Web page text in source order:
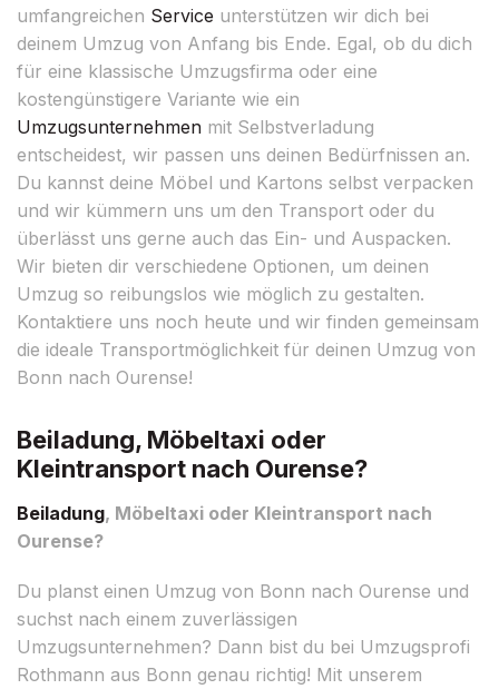
umfangreichen Service unterstützen wir dich bei
deinem Umzug von Anfang bis Ende. Egal, ob du dich
für eine klassische Umzugsfirma oder eine
kostengünstigere Variante wie ein
Umzugsunternehmen mit Selbstverladung
entscheidest, wir passen uns deinen Bedürfnissen an.
Du kannst deine Möbel und Kartons selbst verpacken
und wir kümmern uns um den Transport oder du
überlässt uns gerne auch das Ein- und Auspacken.
Wir bieten dir verschiedene Optionen, um deinen
Umzug so reibungslos wie möglich zu gestalten.
Kontaktiere uns noch heute und wir finden gemeinsam
die ideale Transportmöglichkeit für deinen Umzug von
Bonn nach Ourense!
Beiladung, Möbeltaxi oder
Kleintransport nach Ourense?
Beiladung, Möbeltaxi oder Kleintransport nach
Ourense?
Du planst einen Umzug von Bonn nach Ourense und
suchst nach einem zuverlässigen
Umzugsunternehmen? Dann bist du bei Umzugsprofi
Rothmann aus Bonn genau richtig! Mit unserem